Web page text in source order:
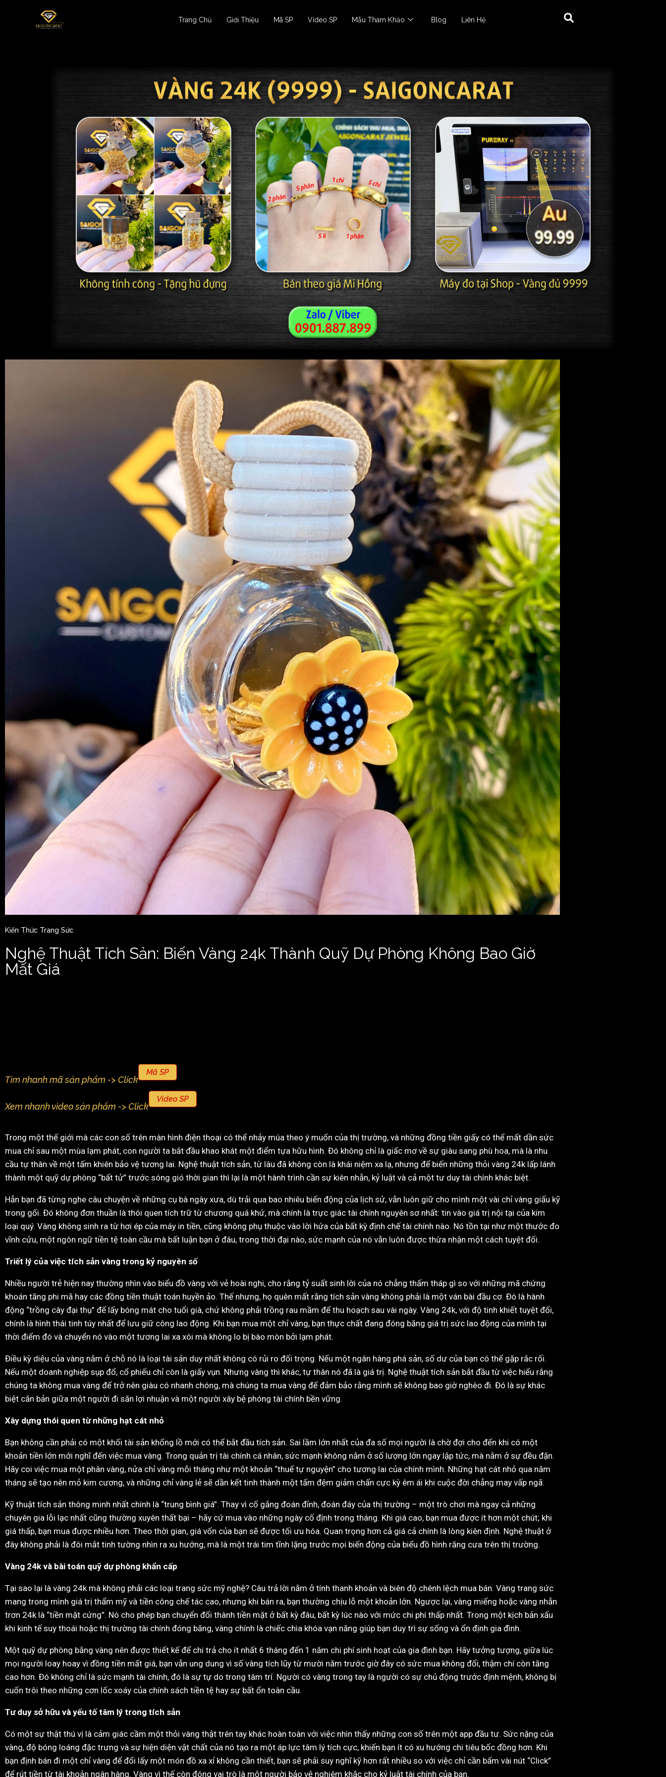
Trang Chủ Giới Thiệu Mã SP Video SP Mẫu Tham Khảo Blog Liên Hệ
Kiến Thức Trang Sức
Nghệ Thuật Tích Sản: Biến Vàng 24k Thành Quỹ Dự Phòng Không Bao Giờ
Mất Giá
Tìm nhanh mã sản phẩm -> Click
Mã SP
Xem nhanh video sản phẩm -> Click
Video SP
Trong một thế giới mà các con số trên màn hình điện thoại có thể nhảy múa theo ý muốn của thị trường, và những đồng tiền giấy có thể mất dần sức
mua chỉ sau một mùa lạm phát, con người ta bắt đầu khao khát một điểm tựa hữu hình. Đó không chỉ là giấc mơ về sự giàu sang phù hoa, mà là nhu
cầu tự thân về một tấm khiên bảo vệ tương lai. Nghệ thuật tích sản, từ lâu đã không còn là khái niệm xa lạ, nhưng để biến những thỏi vàng 24k lấp lánh
thành một quỹ dự phòng “bất tử” trước sóng gió thời gian thì lại là một hành trình cần sự kiên nhẫn, kỷ luật và cả một tư duy tài chính khác biệt.
Hẳn bạn đã từng nghe câu chuyện về những cụ bà ngày xưa, dù trải qua bao nhiêu biến động của lịch sử, vẫn luôn giữ cho mình một vài chỉ vàng giấu kỹ
trong gối. Đó không đơn thuần là thói quen tích trữ từ chương quá khứ, mà chính là trực giác tài chính nguyên sơ nhất: tin vào giá trị nội tại của kim
loại quý. Vàng không sinh ra từ hơi ép của máy in tiền, cũng không phụ thuộc vào lời hứa của bất kỳ định chế tài chính nào. Nó tồn tại như một thước đo
vĩnh cửu, một ngôn ngữ tiền tệ toàn cầu mà bất luận bạn ở đâu, trong thời đại nào, sức mạnh của nó vẫn luôn được thừa nhận một cách tuyệt đối.
Triết lý của việc tích sản vàng trong kỷ nguyên số
Nhiều người trẻ hiện nay thường nhìn vào biểu đồ vàng với vẻ hoài nghi, cho rằng tỷ suất sinh lời của nó chẳng thấm tháp gì so với những mã chứng
khoán tăng phi mã hay các đồng tiền thuật toán huyền ảo. Thế nhưng, họ quên mất rằng tích sản vàng không phải là một ván bài đầu cơ. Đó là hành
động “trồng cây đại thụ” để lấy bóng mát cho tuổi già, chứ không phải trồng rau mầm để thu hoạch sau vài ngày. Vàng 24k, với độ tinh khiết tuyệt đối,
chính là hình thái tinh túy nhất để lưu giữ công lao động. Khi bạn mua một chỉ vàng, bạn thực chất đang đóng băng giá trị sức lao động của mình tại
thời điểm đó và chuyển nó vào một tương lai xa xôi mà không lo bị bào mòn bởi lạm phát.
Điều kỳ diệu của vàng nằm ở chỗ nó là loại tài sản duy nhất không có rủi ro đối trọng. Nếu một ngân hàng phá sản, số dư của bạn có thể gặp rắc rối.
Nếu một doanh nghiệp sụp đổ, cổ phiếu chỉ còn là giấy vụn. Nhưng vàng thì khác, tự thân nó đã là giá trị. Nghệ thuật tích sản bắt đầu từ việc hiểu rằng
chúng ta không mua vàng để trở nên giàu có nhanh chóng, mà chúng ta mua vàng để đảm bảo rằng mình sẽ không bao giờ nghèo đi. Đó là sự khác
biệt căn bản giữa một người đi săn lợi nhuận và một người xây bệ phóng tài chính bền vững.
Xây dựng thói quen từ những hạt cát nhỏ
Bạn không cần phải có một khối tài sản khổng lồ mới có thể bắt đầu tích sản. Sai lầm lớn nhất của đa số mọi người là chờ đợi cho đến khi có một
khoản tiền lớn mới nghĩ đến việc mua vàng. Trong quản trị tài chính cá nhân, sức mạnh không nằm ở số lượng lớn ngay lập tức, mà nằm ở sự đều đặn.
Hãy coi việc mua một phân vàng, nửa chỉ vàng mỗi tháng như một khoản “thuế tự nguyện” cho tương lai của chính mình. Những hạt cát nhỏ qua năm
tháng sẽ tạo nên mỏ kim cương, và những chỉ vàng lẻ sẽ dần kết tinh thành một tấm đệm giảm chấn cực kỳ êm ái khi cuộc đời chẳng may vấp ngã.
Kỹ thuật tích sản thông minh nhất chính là “trung bình giá”. Thay vì cố gắng đoán đỉnh, đoán đáy của thị trường – một trò chơi mà ngay cả những
chuyên gia lỗi lạc nhất cũng thường xuyên thất bại – hãy cứ mua vào những ngày cố định trong tháng. Khi giá cao, bạn mua được ít hơn một chút; khi
giá thấp, bạn mua được nhiều hơn. Theo thời gian, giá vốn của bạn sẽ được tối ưu hóa. Quan trọng hơn cả giá cả chính là lòng kiên định. Nghệ thuật ở
đây không phải là đôi mắt tinh tường nhìn ra xu hướng, mà là một trái tim tĩnh lặng trước mọi biến động của biểu đồ hình răng cưa trên thị trường.
Vàng 24k và bài toán quỹ dự phòng khẩn cấp
Tại sao lại là vàng 24k mà không phải các loại trang sức mỹ nghệ? Câu trả lời nằm ở tính thanh khoản và biên độ chênh lệch mua bán. Vàng trang sức
mang trong mình giá trị thẩm mỹ và tiền công chế tác cao, nhưng khi bán ra, bạn thường chịu lỗ một khoản lớn. Ngược lại, vàng miếng hoặc vàng nhẫn
trơn 24k là “tiền mặt cứng”. Nó cho phép bạn chuyển đổi thành tiền mặt ở bất kỳ đâu, bất kỳ lúc nào với mức chi phí thấp nhất. Trong một kịch bản xấu
khi kinh tế suy thoái hoặc thị trường tài chính đóng băng, vàng chính là chiếc chìa khóa vạn năng giúp bạn duy trì sự sống và ổn định gia đình.
Một quỹ dự phòng bằng vàng nên được thiết kế để chi trả cho ít nhất 6 tháng đến 1 năm chi phí sinh hoạt của gia đình bạn. Hãy tưởng tượng, giữa lúc
mọi người loay hoay vì đồng tiền mất giá, bạn vẫn ung dung vì số vàng tích lũy từ mười năm trước giờ đây có sức mua không đổi, thậm chí còn tăng
cao hơn. Đó không chỉ là sức mạnh tài chính, đó là sự tự do trong tâm trí. Người có vàng trong tay là người có sự chủ động trước định mệnh, không bị
cuốn trôi theo những cơn lốc xoáy của chính sách tiền tệ hay sự bất ổn toàn cầu.
Tư duy sở hữu và yếu tố tâm lý trong tích sản
Có một sự thật thú vị là cảm giác cầm một thỏi vàng thật trên tay khác hoàn toàn với việc nhìn thấy những con số trên một app đầu tư. Sức nặng của
vàng, độ bóng loáng đặc trưng và sự hiện diện vật chất của nó tạo ra một áp lực tâm lý tích cực, khiến bạn ít có xu hướng chi tiêu bốc đồng hơn. Khi
bạn định bán đi một chỉ vàng để đổi lấy một món đồ xa xỉ không cần thiết, bạn sẽ phải suy nghĩ kỹ hơn rất nhiều so với việc chỉ cần bấm vài nút “Click”
để rút tiền từ tài khoản ngân hàng. Vàng vì thế còn đóng vai trò là một người bảo vệ nghiêm khắc cho kỷ luật tài chính của bạn.